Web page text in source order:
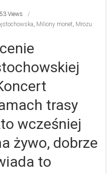
Views
, Miliony monet, Mrozu
trasy
wcześniej
żywo, dobrze
to